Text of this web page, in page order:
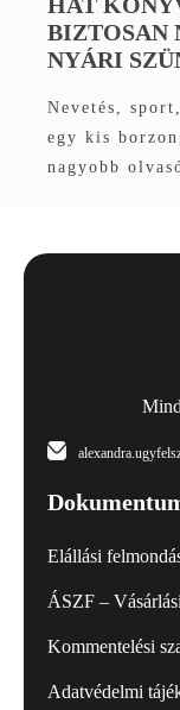
BIZTOSAN
NYÁRI
Nevetés,
egy kis
nagyobb
Elállási
ÁSZF –
Kommentelési
Adatvédelmi